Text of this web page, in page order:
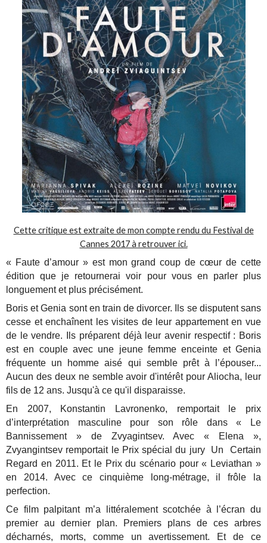
Cette critique est extraite de mon compte rendu du Festival de
Cannes 2017 à retrouver ici.
« Faute d’amour » est mon grand coup de cœur de cette
édition que je retournerai voir pour vous en parler plus
longuement et plus précisément.
Boris et Genia sont en train de divorcer. Ils se disputent sans
cesse et enchaînent les visites de leur appartement en vue
de le vendre. Ils préparent déjà leur avenir respectif : Boris
est en couple avec une jeune femme enceinte et Genia
fréquente un homme aisé qui semble prêt à l’épouser...
Aucun des deux ne semble avoir d'intérêt pour Aliocha, leur
fils de 12 ans. Jusqu'à ce qu'il disparaisse.
En 2007, Konstantin Lavronenko, remportait le prix
d’interprétation masculine pour son rôle dans « Le
Bannissement » de Zvyagintsev. Avec « Elena »,
Zvyangintsev remportait le Prix spécial du jury Un Certain
Regard en 2011. Et le Prix du scénario pour « Leviathan »
en 2014. Avec ce cinquième long-métrage, il frôle la
perfection.
Ce film palpitant m’a littéralement scotchée à l’écran du
premier au dernier plan. Premiers plans de ces arbres
décharnés, morts, comme un avertissement. Et de ce